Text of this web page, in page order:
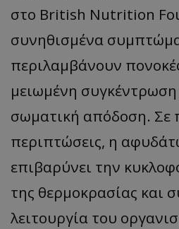
στο British Nutrition
συνηθισμένα
περιλαμβάνουν
μειωμένη
σωματική απόδοση. Σε
περιπτώσεις, η
επιβαρύνει την
της θερμοκρασίας και
λειτουργία του